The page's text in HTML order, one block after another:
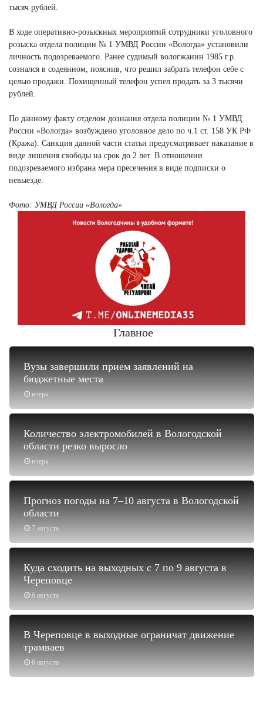
тысяч рублей.
В ходе оперативно-розыскных мероприятий сотрудники уголовного
розыска отдела полиции № 1 УМВД России «Вологда» установили
личность подозреваемого. Ранее судимый вологжанин 1985 г.р.
сознался в содеянном, пояснив, что решил забрать телефон себе с
целью продажи. Похищенный телефон успел продать за 3 тысячи
рублей.
По данному факту отделом дознания отдела полиции № 1 УМВД
России «Вологда» возбуждено уголовное дело по ч.1 ст. 158 УК РФ
(Кража). Санкция данной части статьи предусматривает наказание в
виде лишения свободы на срок до 2 лет. В отношении
подозреваемого избрана мера пресечения в виде подписки о
невыезде.
Фото: УМВД России «Вологда»
Главное
вчера
Вузы завершили прием заявлений на
бюджетные места
вчера
Количество электромобилей в Вологодской
области резко выросло
7 августа
Прогноз погоды на 7–10 августа в Вологодской
области
6 августа
Куда сходить на выходных с 7 по 9 августа в
Череповце
6 августа
В Череповце в выходные ограничат движение
трамваев